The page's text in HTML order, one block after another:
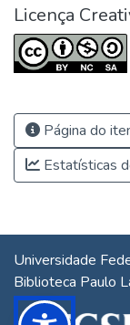
Licença
Página do
Estatísticas
Universidade
Biblioteca Paulo